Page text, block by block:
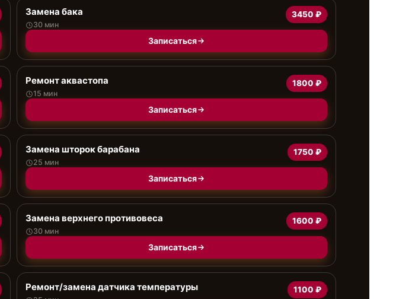
Замена бака
30 мин
3450 ₽
Записаться
Ремонт аквастопа
15 мин
1800 ₽
Записаться
Замена шторок барабана
25 мин
1750 ₽
Записаться
Замена верхнего противовеса
30 мин
1600 ₽
Записаться
Ремонт/замена датчика температуры 1100 ₽